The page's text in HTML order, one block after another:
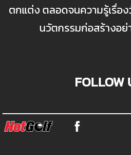
ตกแต่ง ตลอดจนความรู้เรื่อง
นวัตกรรมก่อสร้างอย่
FOLLOW